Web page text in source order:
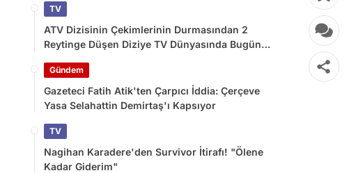
TV
ATV Dizisinin Çekimlerinin Durmasından 2
Reytinge Düşen Diziye TV Dünyasında Bugün
Gündem
Gazeteci Fatih Atik'ten Çarpıcı İddia: Çerçeve
Yasa Selahattin Demirtaş'ı Kapsıyor
TV
Nagihan Karadere'den Survivor İtirafı! "Ölene
Kadar Giderim"